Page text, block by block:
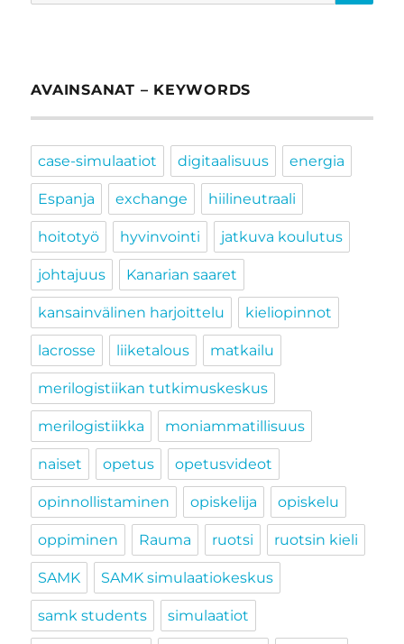
AVAINSANAT – KEYWORDS
case-simulaatiot digitaalisuus energia
Espanja exchange hiilineutraali
hoitotyö hyvinvointi jatkuva koulutus
johtajuus Kanarian saaret
kansainvälinen harjoittelu kieliopinnot
lacrosse liiketalous matkailu
merilogistiikan tutkimuskeskus
merilogistiikka moniammatillisuus
naiset opetus opetusvideot
opinnollistaminen opiskelija opiskelu
oppiminen Rauma ruotsi ruotsin kieli
SAMK SAMK simulaatiokeskus
samk students simulaatiot